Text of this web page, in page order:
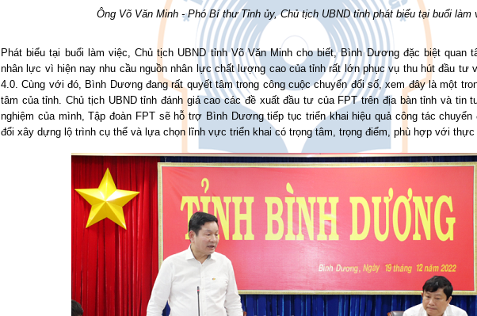
Ông Võ Văn Minh - Phó Bí thư Tỉnh ủy, Chủ tịch UBND tỉnh phát biểu tại buổi làm
Phát biểu tại buổi làm việc, Chủ tịch UBND tỉnh Võ Văn Minh cho biết, Bình Dương đặc biệt quan
nhân lực vì hiện nay nhu cầu nguồn nhân lực chất lượng cao của tỉnh rất lớn phục vụ thu hút đầu tư
4.0. Cùng với đó, Bình Dương đang rất quyết tâm trong công cuộc chuyển đổi số, xem đây là một
tâm của tỉnh. Chủ tịch UBND tỉnh đánh giá cao các đề xuất đầu tư của FPT trên địa bàn tỉnh và tin
nghiệm của mình, Tập đoàn FPT sẽ hỗ trợ Bình Dương tiếp tục triển khai hiệu quả công tác chuyển
đổi xây dựng lộ trình cụ thể và lựa chọn lĩnh vực triển khai có trọng tâm, trọng điểm, phù hợp với thực